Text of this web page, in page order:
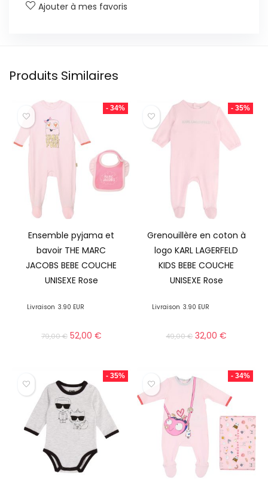
Ajouter à mes favoris
Produits Similaires
- 34%
Ensemble pyjama et
bavoir THE MARC
JACOBS BEBE COUCHE
UNISEXE Rose
Livraison 3.90 EUR
79,00€ 52,00 €
- 35%
Grenouillère en coton à
logo KARL LAGERFELD
KIDS BEBE COUCHE
UNISEXE Rose
Livraison 3.90 EUR
49,00€ 32,00€
- 35% - 34%